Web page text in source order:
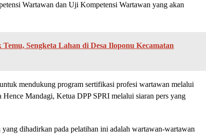
Wartawan dan Uji Kompetensi Wartawan yang akan
Sengketa Lahan di Desa Iloponu Kecamatan
mendukung program sertifikasi profesi wartawan melalui
Mandagi, Ketua DPP SPRI melalui siaran pers yang
dihadirkan pada pelatihan ini adalah wartawan-wartawan